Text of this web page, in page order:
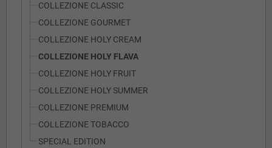
COLLEZIONE CLASSIC
COLLEZIONE GOURMET
COLLEZIONE HOLY CREAM
COLLEZIONE HOLY FLAVA
COLLEZIONE HOLY FRUIT
COLLEZIONE HOLY SUMMER
COLLEZIONE PREMIUM
COLLEZIONE TOBACCO
SPECIAL EDITION